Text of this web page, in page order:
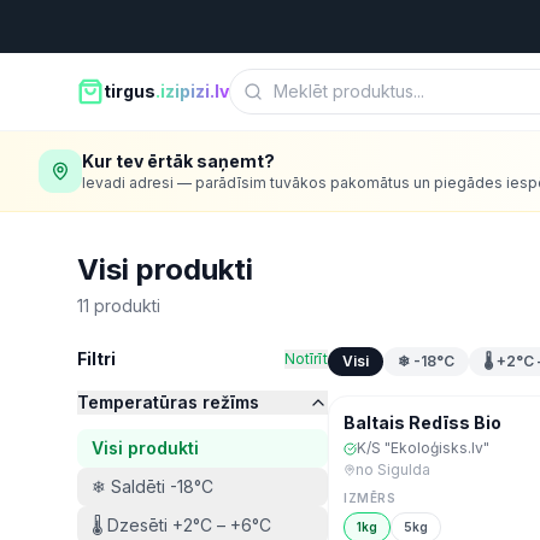
tirgus.izipizi.lv
Kur tev ērtāk saņemt?
Ievadi adresi — parādīsim tuvākos pakomātus un piegādes
Visi produkti
11 produkti
Filtri Notīrīt
Temperatūras režīms
Visi produkti
❄ Saldēti -18°C
🌡 Dzesēti +2°C – +6°C
Visi ❄ -18°C 🌡 +2°C
Šodien
Baltais Redīss Bio
K/S "Ekoloģisks.lv"
no Sigulda
IZMĒRS
1kg
5kg